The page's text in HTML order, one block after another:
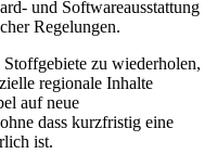
und Softwareausstattung
Regelungen.
zu wiederholen,
regionale Inhalte
auf neue
dass kurzfristig eine
ist.